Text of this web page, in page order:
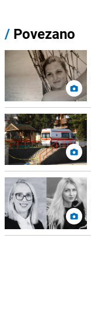
/ Povezano